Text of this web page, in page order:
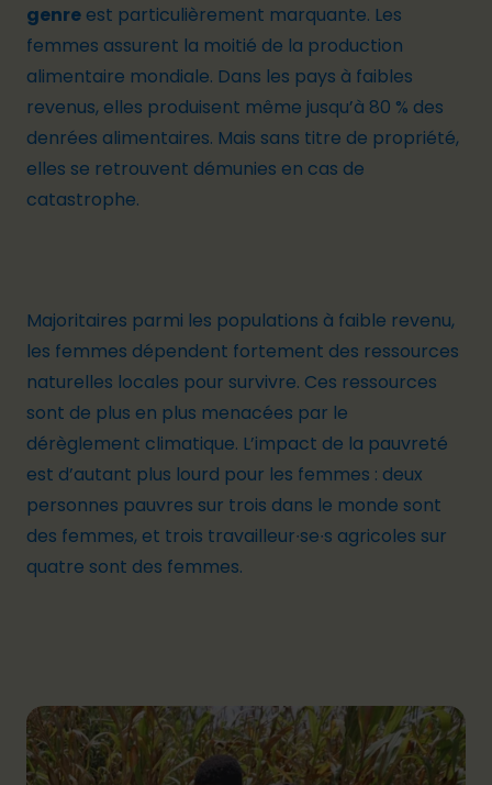
genre est particulièrement marquante. Les
femmes assurent la moitié de la production
alimentaire mondiale. Dans les pays à faibles
revenus, elles produisent même jusqu’à 80 % des
denrées alimentaires. Mais sans titre de propriété,
elles se retrouvent démunies en cas de
catastrophe.
Majoritaires parmi les populations à faible revenu,
les femmes dépendent fortement des ressources
naturelles locales pour survivre. Ces ressources
sont de plus en plus menacées par le
dérèglement climatique. L’impact de la pauvreté
est d’autant plus lourd pour les femmes : deux
personnes pauvres sur trois dans le monde sont
des femmes, et trois travailleur∙se∙s agricoles sur
quatre sont des femmes.